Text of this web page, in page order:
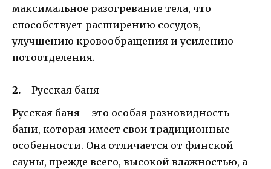
максимальное разогревание тела, что
способствует расширению сосудов,
улучшению кровообращения и усилению
потоотделения.
Русская баня
Русская баня – это особая разновидность
бани, которая имеет свои традиционные
особенности. Она отличается от финской
сауны, прежде всего, высокой влажностью, а